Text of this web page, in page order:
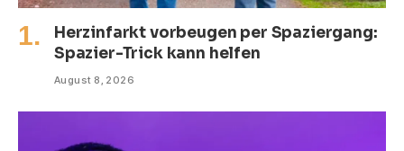
Herzinfarkt vorbeugen per Spaziergang:
Spazier-Trick kann helfen
August 8, 2026